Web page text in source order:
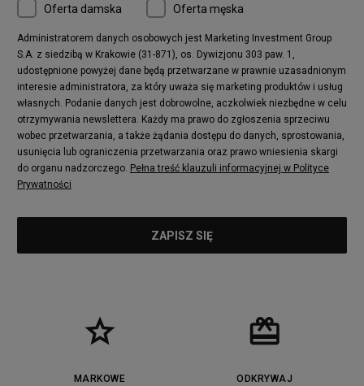
Oferta damska Oferta męska
Administratorem danych osobowych jest Marketing Investment Group
S.A. z siedzibą w Krakowie (31-871), os. Dywizjonu 303 paw. 1,
udostępnione powyżej dane będą przetwarzane w prawnie uzasadnionym
interesie administratora, za który uważa się marketing produktów i usług
własnych. Podanie danych jest dobrowolne, aczkolwiek niezbędne w celu
otrzymywania newslettera. Każdy ma prawo do zgłoszenia sprzeciwu
wobec przetwarzania, a także żądania dostępu do danych, sprostowania,
usunięcia lub ograniczenia przetwarzania oraz prawo wniesienia skargi
do organu nadzorczego. Pełna treść klauzuli informacyjnej w Polityce
Prywatności
MARKOWE
ODKRYWAJ